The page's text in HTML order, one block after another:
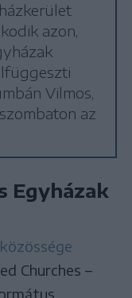
azon,
Vilmos,
az
Egyházak
Churches –